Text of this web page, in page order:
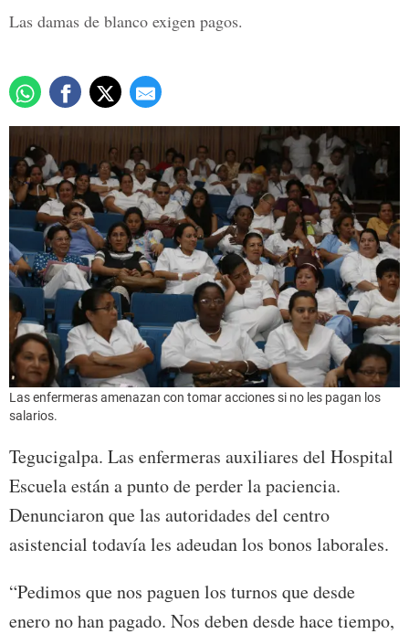
Las damas de blanco exigen pagos.
Las enfermeras amenazan con tomar acciones si no les pagan los
salarios.
Tegucigalpa. Las enfermeras auxiliares del Hospital
Escuela están a punto de perder la paciencia.
Denunciaron que las autoridades del centro
asistencial todavía les adeudan los bonos laborales.
“Pedimos que nos paguen los turnos que desde
enero no han pagado. Nos deben desde hace tiempo,